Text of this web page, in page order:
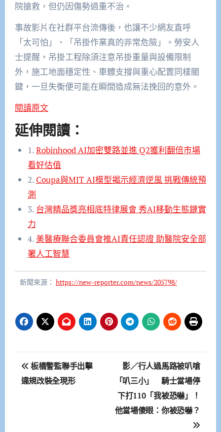
院搶救，但仍因傷勢過重不治。
事故影片在社群平台流傳後，也讓不少網友直呼
「太可怕」、「吊掛作業真的非常危險」。勞安人
士提醒，吊掛工程除須注意吊掛重量與設備限制
外，施工地面穩定性、車體支撐與重心配置同樣關
鍵，一旦失衡便可能在瞬間造成無法挽回的意外。
閱讀原文
延伸閱讀：
1.Robinhood AI加密雙路並進 Q2獲利翻倍市場
看好估值
2. Coupa與MIT AI模型揭示經濟逆風 挑戰傳統預
測
3. 台灣精品獎亮相底特律展會 秀AI移動生態鏈實
力
4. 美醫療聯合委員會推AI責任認證 助醫院安全部
署人工智慧
新聞來源： https://new-reporter.com/news/205798/
文
章
板橋警監聯手出擊
違規改裝全現形
影／行人過馬路被叭嗆
「叭三小」 騎士當場停
下打110「我被恐嚇」！
他當場傻眼：你被恐嚇？